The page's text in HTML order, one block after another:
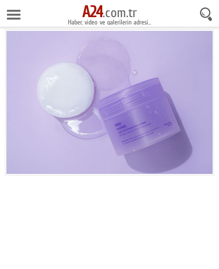
10 Ağustos 2026 19:07:13
Anasayfa
Gazeteler
Video Galeri
Gündem
A24.com.tr
Haber, video ve galerilerin adresi...